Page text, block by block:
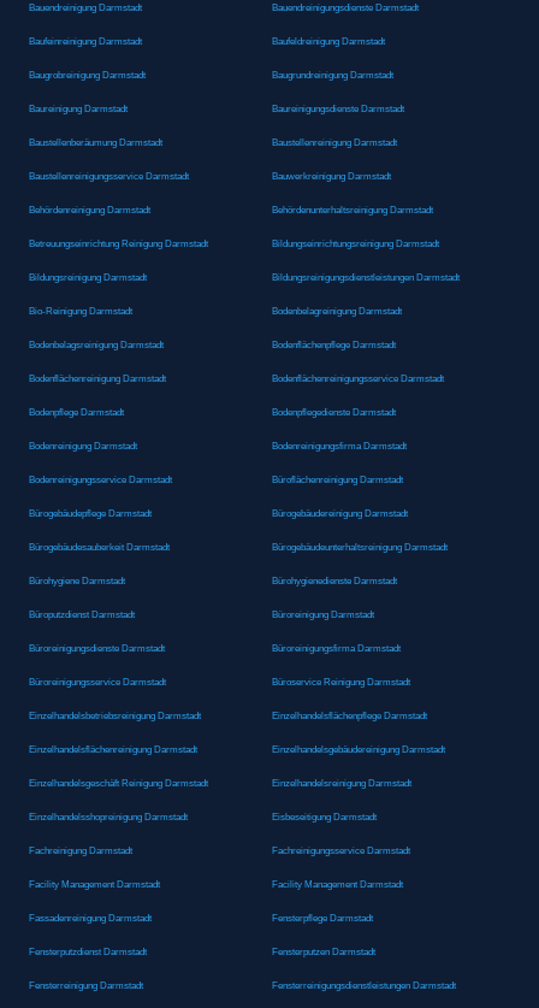
Bauendreinigung Darmstadt Bauendreinigungsdienste Darmstadt
Baufeinreinigung Darmstadt Baufeldreinigung Darmstadt
Baugrobreinigung Darmstadt Baugrundreinigung Darmstadt
Baureinigung Darmstadt Baureinigungsdienste Darmstadt
Baustellenberäumung Darmstadt Baustellenreinigung Darmstadt
Baustellenreinigungsservice Darmstadt Bauwerkreinigung Darmstadt
Behördenreinigung Darmstadt Behördenunterhaltsreinigung Darmstadt
Betreuungseinrichtung Reinigung Darmstadt Bildungseinrichtungsreinigung Darmstadt
Bildungsreinigung Darmstadt Bildungsreinigungsdienstleistungen Darmstadt
Bio-Reinigung Darmstadt Bodenbelagreinigung Darmstadt
Bodenbelagsreinigung Darmstadt Bodenflächenpflege Darmstadt
Bodenflächenreinigung Darmstadt Bodenflächenreinigungsservice Darmstadt
Bodenpflege Darmstadt Bodenpflegedienste Darmstadt
Bodenreinigung Darmstadt Bodenreinigungsfirma Darmstadt
Bodenreinigungsservice Darmstadt Büroflächenreinigung Darmstadt
Bürogebäudepflege Darmstadt Bürogebäudereinigung Darmstadt
Bürogebäudesauberkeit Darmstadt Bürogebäudeunterhaltsreinigung Darmstadt
Bürohygiene Darmstadt Bürohygienedienste Darmstadt
Büroputzdienst Darmstadt Büroreinigung Darmstadt
Büroreinigungsdienste Darmstadt Büroreinigungsfirma Darmstadt
Büroreinigungsservice Darmstadt Büroservice Reinigung Darmstadt
Einzelhandelsbetriebsreinigung Darmstadt Einzelhandelsflächenpflege Darmstadt
Einzelhandelsflächenreinigung Darmstadt Einzelhandelsgebäudereinigung Darmstadt
Einzelhandelsgeschäft Reinigung Darmstadt Einzelhandelsreinigung Darmstadt
Einzelhandelsshopreinigung Darmstadt Eisbeseitigung Darmstadt
Fachreinigung Darmstadt Fachreinigungsservice Darmstadt
Facility Management Darmstadt Facility Management Darmstadt
Fassadenreinigung Darmstadt Fensterpflege Darmstadt
Fensterputzdienst Darmstadt Fensterputzen Darmstadt
Fensterreinigung Darmstadt Fensterreinigungsdienstleistungen Darmstadt